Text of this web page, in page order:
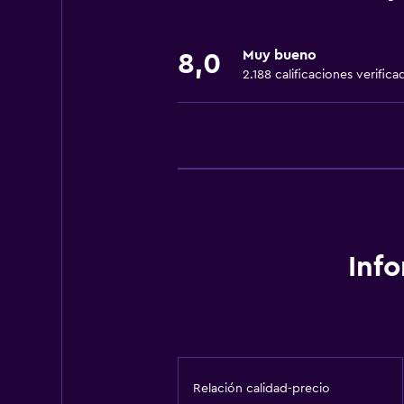
Toallas/ropa de cama (cargo
Caja fuerte
Ducha
8,0 Muy bueno
2.188 calificaciones
Relación calidad-precio